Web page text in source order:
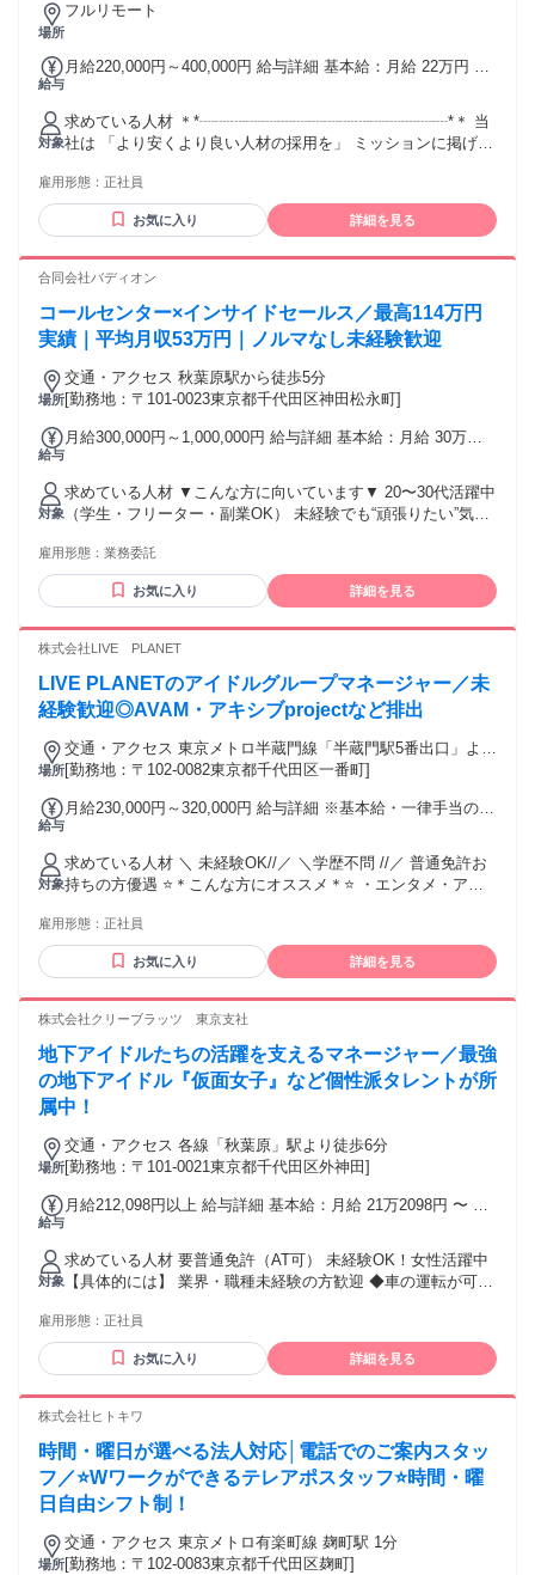
場所
フルリモート
給与
月給220,000円～400,000円 給与詳細 基本給：月給 22万円 〜
れる通勤・皆勤・家族手当金額：なし 全員に一律で支払われ
るその他手当金額：あり ※給与は経験を考慮して決定。 ・
PC手当あり ・モニター購入手当あり ・交通費全額支給（四
半期ミーティングの移動費全額負担） ・賞与あり（3.5ヶ月
対象
求めている人材 ＊*┈┈┈┈┈┈┈┈┈┈┈┈┈┈┈┈*＊ 当
社は 「より安くより良い人材の採用を」 ミッションに掲げて
献したい という方をお待ちしています。 *＊
┈┈┈┈┈┈┈┈┈┈┈┈┈┈┈┈＊* ⭐必須条件 ￣￣￣￣￣
￣￣￣￣￣￣￣￣￣￣￣￣￣ ◆法人対応（窓口や営業）の経
￣￣￣ ◇人事・採用業務の経験がある方 ◇BtoBの業務経験が
人物像 ￣￣￣￣￣￣￣￣￣￣￣￣￣￣￣￣￣￣ ＊チームワー
クを大切にできる方 ＊主体的に考え行動できる方 ＊マルチタ
インツールを活用した コミュニケーションが出来る方 ⭐使用
ツール ￣￣￣￣￣￣￣￣￣￣￣￣￣￣￣￣￣￣ ＊チャットワ
トについて ￣￣￣￣￣￣￣￣￣￣￣￣￣￣￣￣￣￣ 男女比：
の経験職種： ITベンチャー人事 不動産会社の秘書、営業 アパ
レル人事 求人広告代理店 人材紹介会社 など
雇用形態： 正社員
お気に入り 詳細を見る
合同会社バディオン
コールセンター×インサイドセールス／最高114万円
実績｜平均月収53万円｜ノルマなし未経験歓迎
場所
交通・アクセス 秋葉原駅から徒歩5分
[勤務地：〒101-0023東京都千代田区神田松永町]
給与
月給300,000円～1,000,000円 給与詳細 基本給：月給 30万円
勤・家族手当金額：なし 全員に一律で支払われるその他手当
金額：なし ━━━━━━━━━━━━━━━━━━ 報酬体系
━━━━━━━━━━━━━━━━━━ 平均月収：50.2万円
（2025年10月度実績） 最高月収：102万円（2025年8月度実
昇給あり。 スタートが不安な方へ（選べる報酬制度） • 希望
者は、入社時に「時給1500～2500円＋インセンティブ」での
固定給スタートも可能です。 期間は 基本1ヶ月（最大3ヶ月ま
で相談可） で、自分のペースでフルコミッションに移行でき
ます。 ※システム表記に関する補足※ 求人媒体の仕様上、給
与欄に「月給30万円〜」等の記載がございますが、本求人は
業務委託契約による「報酬」となります。 （記載の金額は、
週5日稼働・固定報酬スタート時の目安として設定しておりま
す。詳細は面談時にお伝えしますのでご安心ください）
対象
求めている人材 ▼こんな方に向いています▼ 20〜30代活躍中
（学生・フリーター・副業OK） 未経験でも“頑張りたい”気持
き／チームで動くのが好き ▼稼働条件について ・即日稼働
OK ・スケジュールの調整自由 ▼勤務地（稼働場所）につい
て ・駅チカのオフィスで通いやすい環境 ▼魅力・やりがい
学び、成長できる“バディ文化” ・営業の本質を学べる環境
る小回りの利く組織
〜〜〜〜〜〜〜〜〜〜〜〜〜〜〜〜〜〜〜〜 ↓弊社スタッフか
収入を上げたい」 そんな20～30代が集まっているチームで
す。 バディオンでは、マニュアルに沿って話すだけではな
切にしています。 挑戦も失敗も歓迎。頑張った分はしっかり
「今の自分から一歩抜け出したい」と感じている方は、ぜひ
一緒にチャレンジしましょう。
雇用形態： 業務委託
お気に入り 詳細を見る
株式会社LIVE PLANET
LIVE PLANETのアイドルグループマネージャー／未
経験歓迎◎AVAM・アキシブprojectなど排出
場所
交通・アクセス 東京メトロ半蔵門線「半蔵門駅5番出口」より
徒歩2分/各線「市ヶ谷駅A3出口」より徒歩11分
[勤務地：〒102-0082東京都千代田区一番町]
給与
月給230,000円～320,000円 給与詳細 ※基本給・一律手当の総
手当】 全員に一律で支払われる通勤・皆勤・家族手当金額：
あり 1ヶ月あたり2万円 全員に一律で支払われるその他手当金
額：なし 月給25万円～35万円（みなし残業代を含む） ＊経
験・能力を考慮 ＊残業代については面接時に詳細を説明 ＊年
対象
求めている人材 ＼ 未経験OK//／ ＼学歴不問 //／ 普通免許お
持ちの方優遇 ⭐＊こんな方にオススメ＊⭐ ・エンタメ・アイ
を裏方として支えたい ・周囲へ気を配って動ける ・明るく元
気に周りの方へ挨拶できる ⭐＊このスキル・経験がある方は
優遇＊⭐ ・タレントなどのマネージャー経験者 ・タレントマ
・振り付けダンサー経験者
雇用形態： 正社員
お気に入り 詳細を見る
株式会社クリーブラッツ 東京支社
地下アイドルたちの活躍を支えるマネージャー／最強
の地下アイドル『仮面女子』など個性派タレントが所
属中！
場所
交通・アクセス 各線「秋葉原」駅より徒歩6分
[勤務地：〒101-0021東京都千代田区外神田]
給与
月給212,098円以上 給与詳細 基本給：月給 21万2098円 〜 固
皆勤・家族手当金額：なし 全員に一律で支払われるその他手
当金額：なし 経験・能力を最大限考慮します。 面接時に相談
しながら 給与額を決めていきましょう。 ＊昇給あり
対象
求めている人材 要普通免許（AT可） 未経験OK！女性活躍中
【具体的には】 業界・職種未経験の方歓迎 ◆車の運転が可能
･･･メール、Excel、SNSなど ◆コンプライアンスを徹底し、
守秘義務を守れる方 ◎芸能マネージャー経験者は歓迎・優遇
＜こんな方はぜひ＞ □誰かを応援することが好き □アイドルや
常会話ができる
雇用形態： 正社員
お気に入り 詳細を見る
株式会社ヒトキワ
時間・曜日が選べる法人対応│電話でのご案内スタッ
フ／⭐Wワークができるテレアポスタッフ⭐時間・曜
日自由シフト制！
場所
交通・アクセス 東京メトロ有楽町線 麹町駅 1分
[勤務地：〒102-0083東京都千代田区麹町]